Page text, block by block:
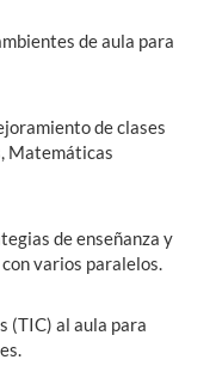
de aula para
de clases
Matemáticas
de enseñanza y
varios paralelos.
(TIC) al aula para